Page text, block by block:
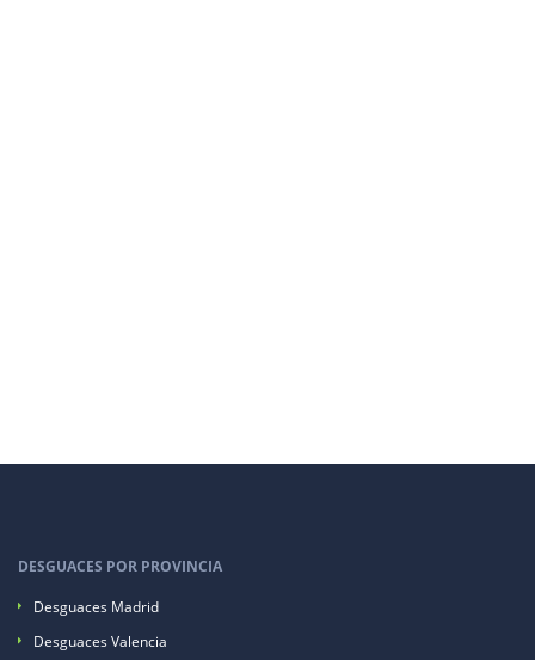
DESGUACES POR PROVINCIA
Desguaces Madrid
Desguaces Valencia